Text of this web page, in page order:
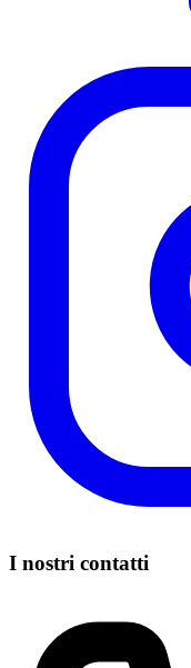
I nostri contatti